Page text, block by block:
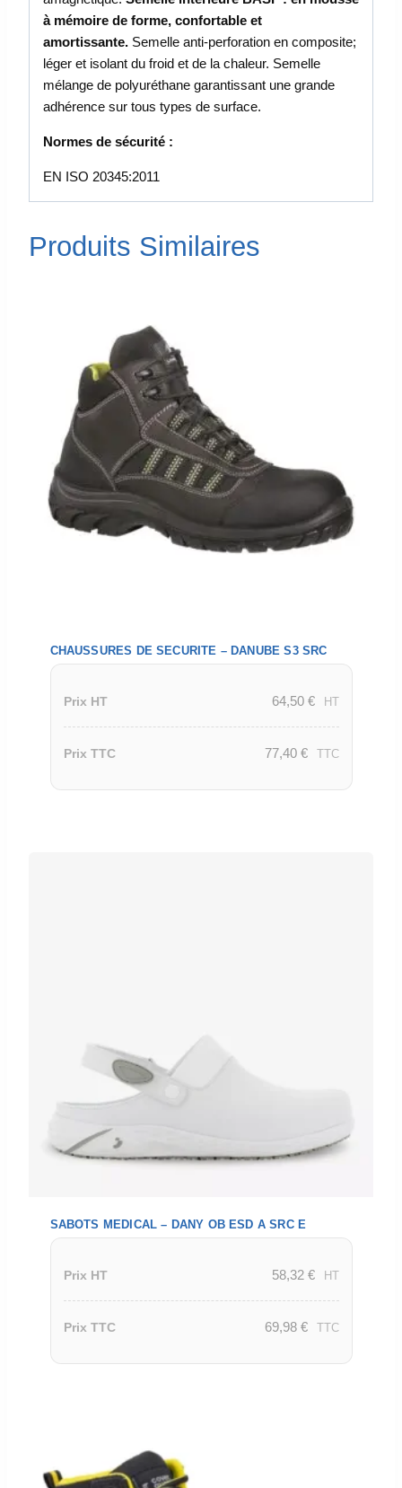
à mémoire de forme, confortable et
amortissante. Semelle anti-perforation en composite;
léger et isolant du froid et de la chaleur. Semelle
mélange de polyuréthane garantissant une grande
adhérence sur tous types de surface.
Normes de sécurité :
EN ISO 20345:2011
Produits Similaires
CHAUSSURES DE SECURITE – DANUBE S3 SRC
Prix HT 64,50 € HT
Prix TTC 77,40 € TTC
SABOTS MEDICAL – DANY OB ESD A SRC E
Prix HT 58,32 € HT
Prix TTC 69,98 € TTC